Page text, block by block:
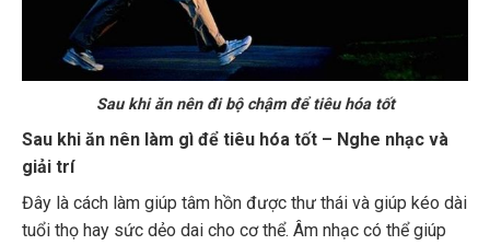
Sau khi ăn nên đi bộ chậm để tiêu hóa tốt
Sau khi ăn nên làm gì để tiêu hóa tốt – Nghe nhạc và
giải trí
Đây là cách làm giúp tâm hồn được thư thái và giúp kéo dài
tuổi thọ hay sức dẻo dai cho cơ thể. Âm nhạc có thể giúp